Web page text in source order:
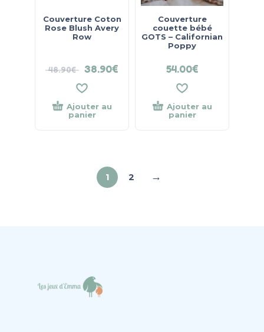
Couverture Coton
Rose Blush Avery
Row
48.90€ 38.90€
Ajouter au
panier
Couverture
couette bébé
GOTS – Californian
Poppy
54.00€
Ajouter au
panier
1 2 →